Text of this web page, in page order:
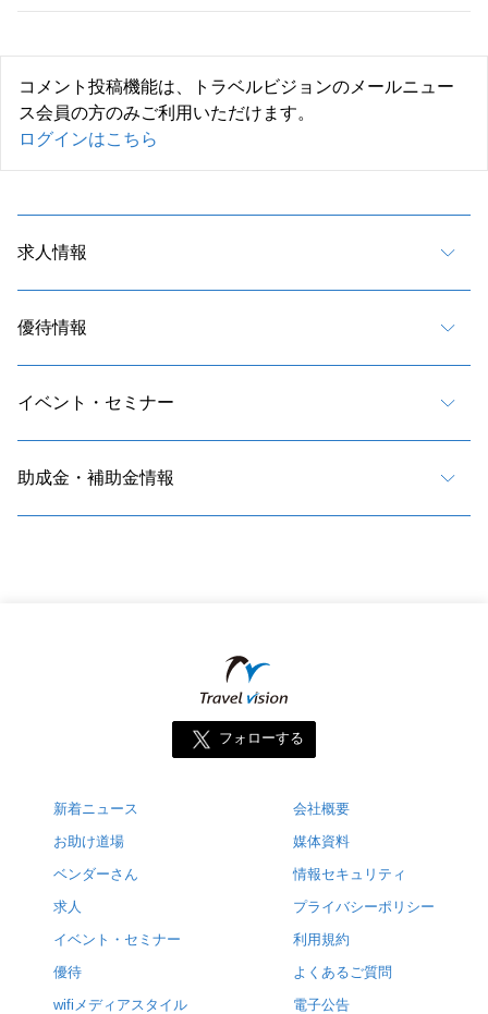
コメント投稿機能は、トラベルビジョンのメールニュー
ス会員の方のみご利用いただけます。
ログインはこちら
求人情報
優待情報
イベント・セミナー
助成金・補助金情報
フォローする
新着ニュース
お助け道場
ベンダーさん
求人
イベント・セミナー
優待
wifiメディアスタイル
会社概要
媒体資料
情報セキュリティ
プライバシーポリシー
利用規約
よくあるご質問
電子公告